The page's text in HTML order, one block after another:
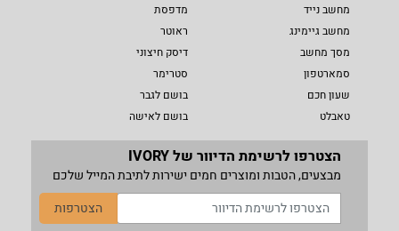
מחשב נייד
מחשב גיימינג
מסך מחשב
סמארטפון
שעון חכם
טאבלט
מדפסת
ראוטר
דיסק חיצוני
סטרימר
בושם לגבר
בושם לאישה
הצטרפו לרשימת הדיוור של IVORY
מבצעים, הטבות ומוצרים חמים ישירות לתיבת המייל שלכם
הצטרפות